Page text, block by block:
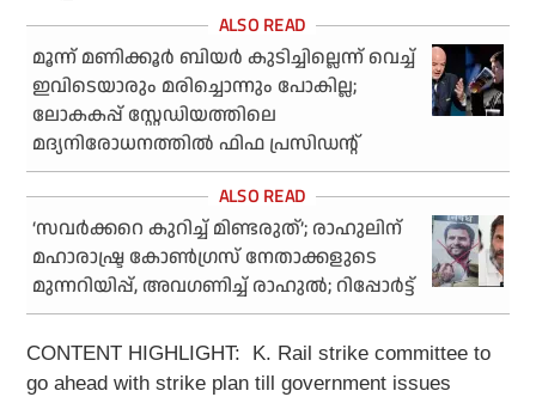
മൂന്ന് മണിക്കൂര്‍ ബിയര്‍ കുടിച്ചില്ലെന്ന് വെച്ച്
ഇവിടെയാരും മരിച്ചൊന്നും പോകില്ല;
ലോകകപ്പ് സ്റ്റേഡിയത്തിലെ
മദ്യനിരോധനത്തില്‍ ഫിഫ പ്രസിഡന്റ്
‘സവര്‍ക്കറെ കുറിച്ച് മിണ്ടരുത്’; രാഹുലിന്
മഹാരാഷ്ട്ര കോണ്‍ഗ്രസ് നേതാക്കളുടെ
മുന്നറിയിപ്പ്, അവഗണിച്ച് രാഹുല്‍; റിപ്പോര്‍ട്ട്
CONTENT HIGHLIGHT: K. Rail strike committee to
go ahead with strike plan till government issues